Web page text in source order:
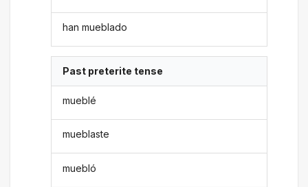
han mueblado
Past preterite tense
mueblé
mueblaste
muebló